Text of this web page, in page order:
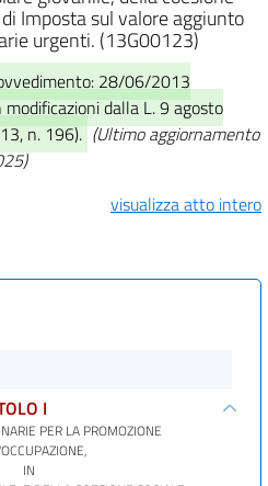
Imposta sul valore aggiunto
urgenti. (13G00123)
28/06/2013
dalla L. 9 agosto
n. 196). (Ultimo aggiornamento
visualizza atto intero
I
PER LA PROMOZIONE
IN